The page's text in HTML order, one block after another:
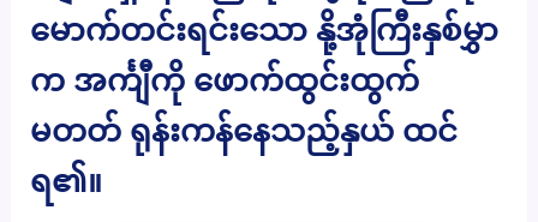
မောက်တင်းရင်းသော နို့အုံကြီးနှစ်မွှာ
က အင်္ကျီကို ဖောက်ထွင်းထွက်
မတတ် ရုန်းကန်နေသည့်နှယ် ထင်
ရ၏။